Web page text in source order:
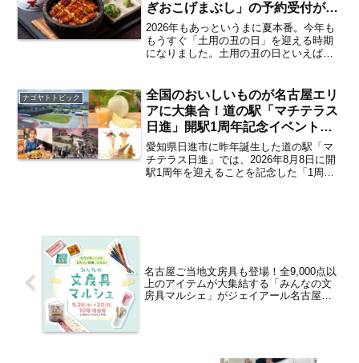
ぎおこげまぶし」の予約受付が知
多家 本邸にて開始 うなぎ弁当に
も注目【伏見】
2026年もあっというまに夏本番。今年も
もうすぐ「土用の丑の日」を迎える時期
になりました。土用の丑の日といえば
れ続けています。そんな中で、「知多家
本邸」では、味変...
ナゴヤトトピック
全国のおいしいものが名古屋エリ
アに大集合！道の駅「マチテラス
日進」開駅1周年記念イベントが
2026年8月1日よりスタート エ
ンタメ企画も盛りだくさんなイベ
ントの見どころは？【赤池・日
愛知県日進市に昨年誕生した道の駅「マ
チテラス日進」では、2026年8月8日に開
駅1周年を迎えることを記念した「1周年
名古屋ご当地文房具も登場！全9,000点以
上のアイテムが大集結する「みんなの文
房具マルシェ」がジェイアール名古屋タ